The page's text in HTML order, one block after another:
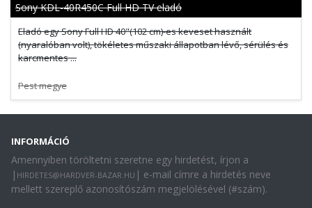
Sony KDL-40R450C Full HD TV eladó
Eladó egy Sony Full HD 40"(102 cm)-es keveset használt
(nyaralóban volt), tökéletes műszaki állapotban lévő, sérülés és
karcmentes ...
Pest megye
INFORMÁCIÓ
Amennyiben töröltetni szeretne egy hirdetést, írjon a
| HIRDETES@HARDVER-BAZAR.HU | e-mail címre a hirdetés neve
mellett szereplő azonosítószám megjelölésével (#szám).